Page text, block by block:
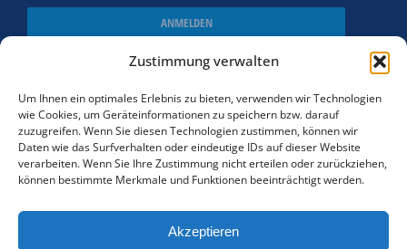
Zustimmung verwalten
Um Ihnen ein optimales Erlebnis zu bieten, verwenden wir Technologien
wie Cookies, um Geräteinformationen zu speichern bzw. darauf
zuzugreifen. Wenn Sie diesen Technologien zustimmen, können wir
Daten wie das Surfverhalten oder eindeutige IDs auf dieser Website
verarbeiten. Wenn Sie Ihre Zustimmung nicht erteilen oder zurückziehen,
können bestimmte Merkmale und Funktionen beeinträchtigt werden.
Akzeptieren
ANMELDEN